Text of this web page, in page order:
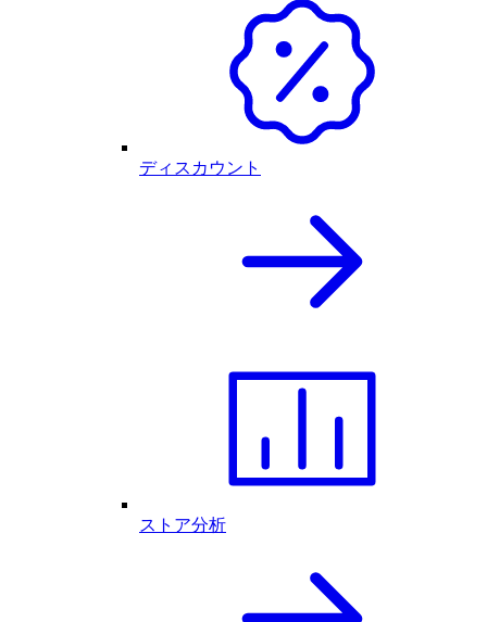
ディスカウント
ストア分析